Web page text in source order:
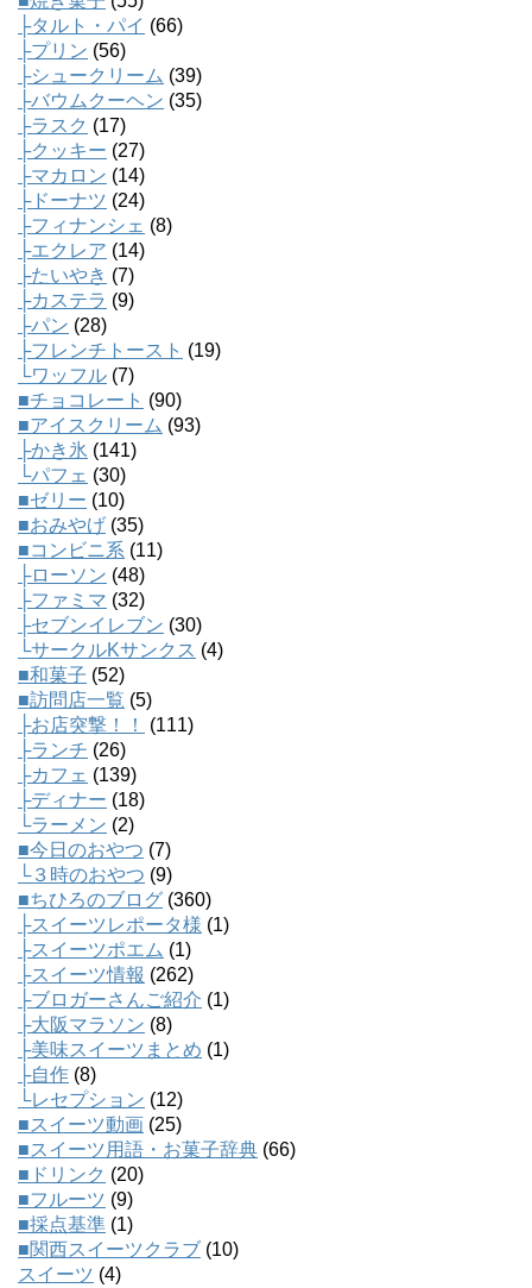
├タルト・パイ (66)
├プリン (56)
├シュークリーム (39)
├バウムクーヘン (35)
├ラスク (17)
├クッキー (27)
├マカロン (14)
├ドーナツ (24)
├フィナンシェ (8)
├エクレア (14)
├たいやき (7)
├カステラ (9)
├パン (28)
├フレンチトースト (19)
└ワッフル (7)
■チョコレート (90)
■アイスクリーム (93)
├かき氷 (141)
└パフェ (30)
■ゼリー (10)
■おみやげ (35)
■コンビニ系 (11)
├ローソン (48)
├ファミマ (32)
├セブンイレブン (30)
└サークルKサンクス (4)
■和菓子 (52)
■訪問店一覧 (5)
├お店突撃！！
(111)
├ランチ (26)
├カフェ (139)
├ディナー (18)
└ラーメン (2)
■今日のおやつ (7)
└３時のおやつ (9)
■ちひろのブログ (360)
├スイーツレポータ様 (1)
├スイーツポエム (1)
├スイーツ情報 (262)
├ブロガーさんご紹介 (1)
├大阪マラソン (8)
├美味スイーツまとめ (1)
├自作 (8)
└レセプション (12)
■スイーツ動画 (25)
■スイーツ用語・お菓子辞典 (66)
■ドリンク (20)
■フルーツ (9)
■採点基準 (1)
■関西スイーツクラブ (10)
スイーツ (4)